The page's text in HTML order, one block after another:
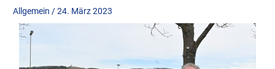
Allgemein /24. März 2023